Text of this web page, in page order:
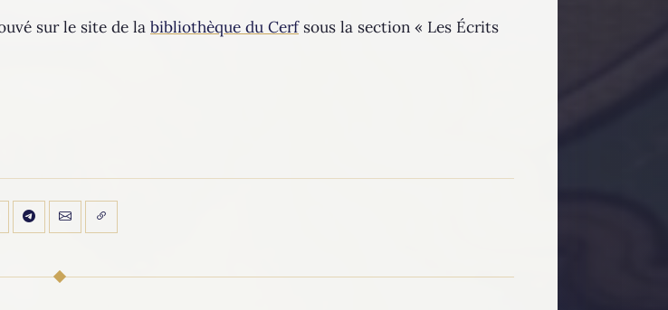
sur le site de la bibliothèque du Cerfsous la section « Les Écrits